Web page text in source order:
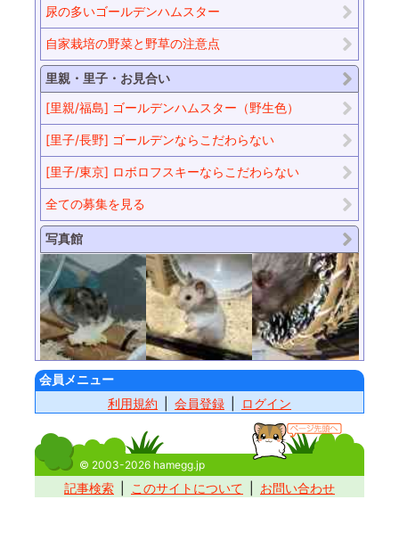
尿の多いゴールデンハムスター
自家栽培の野菜と野草の注意点
里親・里子・お見合い
[里親/福島] ゴールデンハムスター（野生色）
[里子/長野] ゴールデンならこだわらない
[里子/東京] ロボロフスキーならこだわらない
全ての募集を見る
写真館
会員メニュー
利用規約
会員登録 ログイン
© 2003-2026 hamegg.jp
記事検索 このサイトについて お問い合わせ